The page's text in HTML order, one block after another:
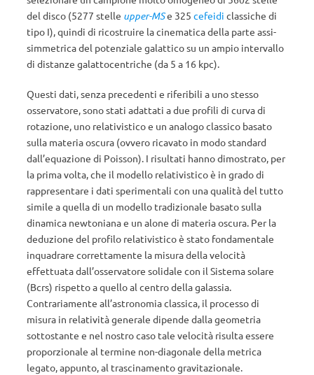
del disco (5277 stelle upper-MSe 325 cefeidi classiche di
tipo I), quindi di ricostruire la cinematica della parte assi-
simmetrica del potenziale galattico su un ampio intervallo
di distanze galattocentriche (da 5 a 16 kpc).
Questi dati, senza precedenti e riferibili a uno stesso
osservatore, sono stati adattati a due profili di curva di
rotazione, uno relativistico e un analogo classico basato
sulla materia oscura (ovvero ricavato in modo standard
dall’equazione di Poisson). I risultati hanno dimostrato, per
la prima volta, che il modello relativistico è in grado di
rappresentare i dati sperimentali con una qualità del tutto
simile a quella di un modello tradizionale basato sulla
dinamica newtoniana e un alone di materia oscura. Per la
deduzione del profilo relativistico è stato fondamentale
inquadrare correttamente la misura della velocità
effettuata dall’osservatore solidale con il Sistema solare
(Bcrs) rispetto a quello al centro della galassia.
Contrariamente all’astronomia classica, il processo di
misura in relatività generale dipende dalla geometria
sottostante e nel nostro caso tale velocità risulta essere
proporzionale al termine non-diagonale della metrica
legato, appunto, al trascinamento gravitazionale.